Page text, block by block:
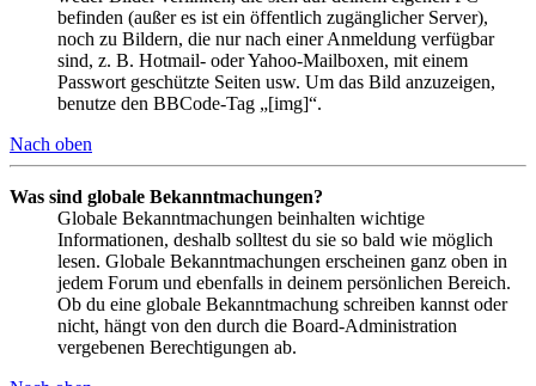
befinden (außer es ist ein öffentlich zugänglicher Server),
noch zu Bildern, die nur nach einer Anmeldung verfügbar
sind, z. B. Hotmail- oder Yahoo-Mailboxen, mit einem
Passwort geschützte Seiten usw. Um das Bild anzuzeigen,
benutze den BBCode-Tag „[img]“.
Nach oben
Was sind globale Bekanntmachungen?
Globale Bekanntmachungen beinhalten wichtige
Informationen, deshalb solltest du sie so bald wie möglich
lesen. Globale Bekanntmachungen erscheinen ganz oben in
jedem Forum und ebenfalls in deinem persönlichen Bereich.
Ob du eine globale Bekanntmachung schreiben kannst oder
nicht, hängt von den durch die Board-Administration
vergebenen Berechtigungen ab.